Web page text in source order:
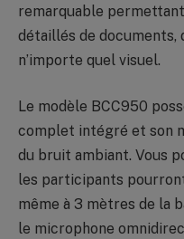
remarquable
détaillés de documents,
n’importe quel visuel.
Le modèle BCC950
complet intégré et son
du bruit ambiant. Vous
les participants
même à 3 mètres de la
le microphone